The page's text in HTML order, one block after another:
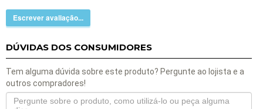
Escrever avaliação...
DÚVIDAS DOS CONSUMIDORES
Tem alguma dúvida sobre este produto? Pergunte ao lojista e a
outros compradores!